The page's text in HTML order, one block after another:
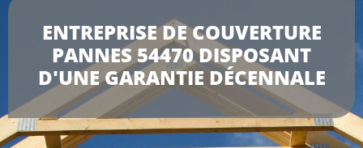
ENTREPRISE DE COUVERTURE
PANNES 54470 DISPOSANT
D'UNE GARANTIE DÉCENNALE